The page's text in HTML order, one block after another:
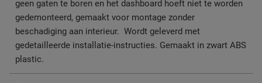
geen gaten te boren en het dashboard hoeft niet te worden
gedemonteerd, gemaakt voor montage zonder
beschadiging aan interieur. Wordt geleverd met
gedetailleerde installatie-instructies. Gemaakt in zwart ABS
plastic.